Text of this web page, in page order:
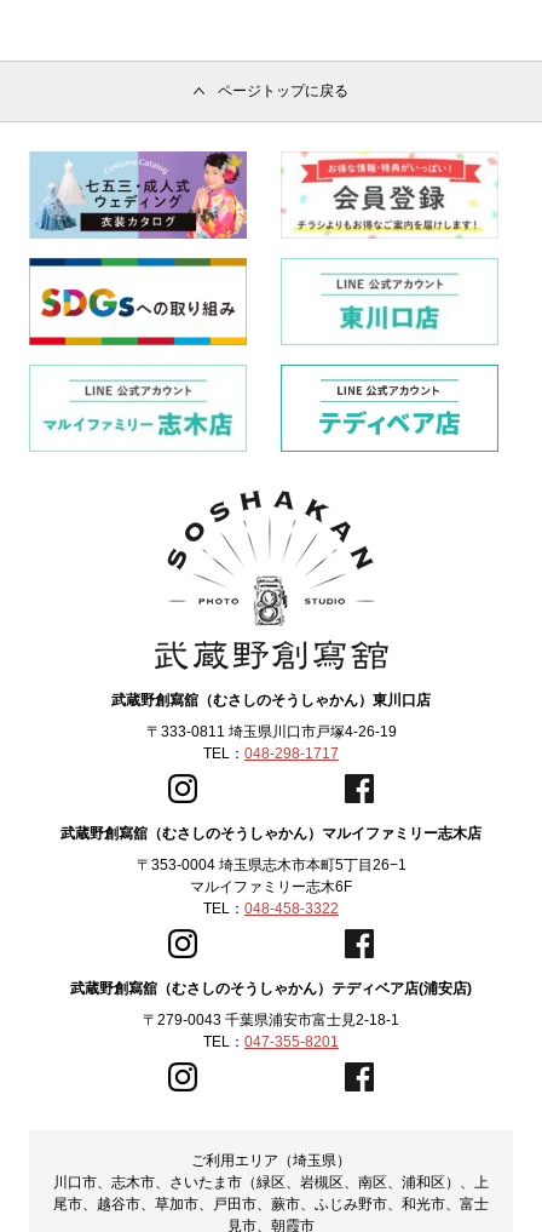
ページトップに戻る
武蔵野創寫舘（むさしのそうしゃかん）東川口店
〒333-0811 埼玉県川口市戸塚4-26-19
TEL： 048-298-1717
武蔵野創寫舘（むさしのそうしゃかん）マルイファミリー志木店
〒353-0004 埼玉県志木市本町5丁目26−1
マルイファミリー志木6F
TEL： 048-458-3322
武蔵野創寫舘（むさしのそうしゃかん）テディベア店(浦安店)
〒279-0043 千葉県浦安市富士見2-18-1
TEL： 047-355-8201
ご利用エリア（埼玉県）
川口市、志木市、さいたま市（緑区、岩槻区、南区、浦和区）、上
尾市、越谷市、草加市、戸田市、蕨市、ふじみ野市、和光市、富士
見市、朝霞市